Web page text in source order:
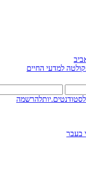
למדעי החיים
להרשמה
בעבר